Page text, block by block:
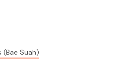
(Bae Suah)